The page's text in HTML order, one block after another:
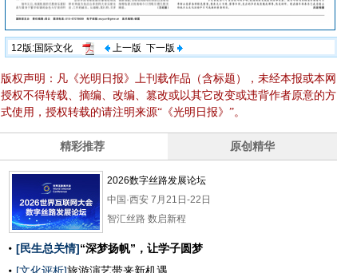
12版:国际文化 上一版 下一版
版权声明：凡《光明日报》上刊载作品（含标题），未经本报或本网
授权不得转载、摘编、改编、篡改或以其它改变或违背作者原意的方
式使用，授权转载的请注明来源“《光明日报》”。